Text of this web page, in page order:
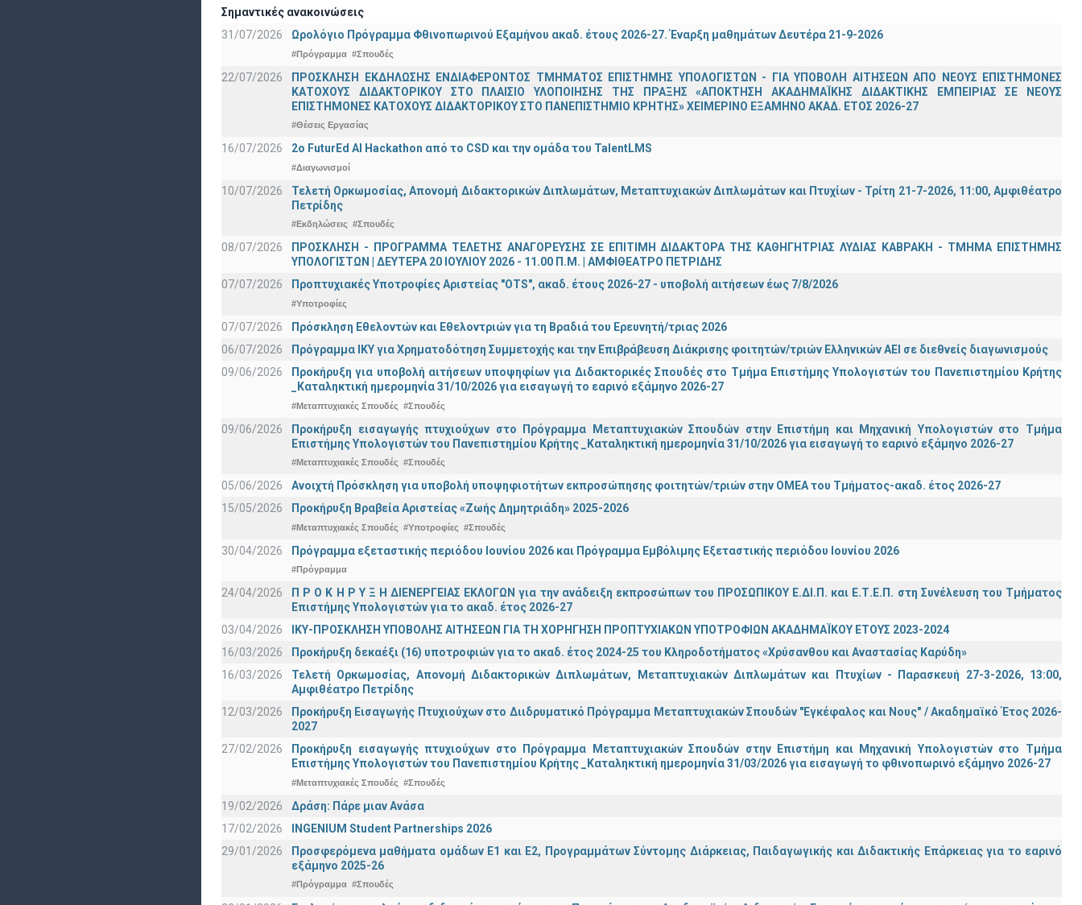
Σημαντικές ανακοινώσεις
31/07/2026
Ωρολόγιο Πρόγραμμα Φθινοπωρινού Εξαμήνου ακαδ. έτους 2026-27. Έναρξη μαθημάτων Δευτέρα 21-9-2026
#Πρόγραμμα #Σπουδές
22/07/2026
ΠΡΟΣΚΛΗΣΗ ΕΚΔΗΛΩΣΗΣ ΕΝΔΙΑΦΕΡΟΝΤΟΣ ΤΜΗΜΑΤΟΣ ΕΠΙΣΤΗΜΗΣ ΥΠΟΛΟΓΙΣΤΩΝ - ΓΙΑ ΥΠΟΒΟΛΗ ΑΙΤΗΣΕΩΝ ΑΠΟ ΝΕΟΥΣ ΕΠΙΣΤΗΜΟΝΕΣ
ΚΑΤΟΧΟΥΣ ΔΙΔΑΚΤΟΡΙΚΟΥ ΣΤΟ ΠΛΑΙΣΙΟ ΥΛΟΠΟΙΗΣΗΣ ΤΗΣ ΠΡΑΞΗΣ «ΑΠΟΚΤΗΣΗ ΑΚΑΔΗΜΑΪΚΗΣ ΔΙΔΑΚΤΙΚΗΣ ΕΜΠΕΙΡΙΑΣ ΣΕ ΝΕΟΥΣ
ΕΠΙΣΤΗΜΟΝΕΣ ΚΑΤΟΧΟΥΣ ΔΙΔΑΚΤΟΡΙΚΟΥ ΣΤΟ ΠΑΝΕΠΙΣΤΗΜΙΟ ΚΡΗΤΗΣ» ΧΕΙΜΕΡΙΝΟ ΕΞΑΜΗΝΟ ΑΚΑΔ. ΕΤΟΣ 2026-27
#Θέσεις Εργασίας
16/07/2026 2o FuturEd AI Hackathon από το CSD και την ομάδα του TalentLMS
#Διαγωνισμοί
10/07/2026
Τελετή Ορκωμοσίας, Απονομή Διδακτορικών Διπλωμάτων, Μεταπτυχιακών Διπλωμάτων και Πτυχίων - Τρίτη 21-7-2026, 11:00, Αμφιθέατρο
Πετρίδης
#Εκδηλώσεις #Σπουδές
08/07/2026
ΠΡΟΣΚΛΗΣΗ - ΠΡΟΓΡΑΜΜΑ ΤΕΛΕΤΗΣ ΑΝΑΓΟΡΕΥΣΗΣ ΣΕ ΕΠΙΤΙΜΗ ΔΙΔΑΚΤΟΡΑ ΤΗΣ ΚΑΘΗΓΗΤΡΙΑΣ ΛΥΔΙΑΣ ΚΑΒΡΑΚΗ - ΤΜΗΜΑ ΕΠΙΣΤΗΜΗΣ
ΥΠΟΛΟΓΙΣΤΩΝ | ΔΕΥΤΕΡΑ 20 ΙΟΥΛΙΟΥ 2026 - 11.00 Π.Μ. | ΑΜΦΙΘΕΑΤΡΟ ΠΕΤΡΙΔΗΣ
07/07/2026
Προπτυχιακές Υποτροφίες Αριστείας "OTS", ακαδ. έτους 2026-27 - υποβολή αιτήσεων έως 7/8/2026
#Υποτροφίες
07/07/2026
Πρόσκληση Εθελοντών και Εθελοντριών για τη Βραδιά του Ερευνητή/τριας 2026
06/07/2026
Πρόγραμμα ΙΚΥ για Χρηματοδότηση Συμμετοχής και την Επιβράβευση Διάκρισης φοιτητών/τριών Ελληνικών ΑΕΙ σε διεθνείς διαγωνισμούς
09/06/2026
Προκήρυξη για υποβολή αιτήσεων υποψηφίων για Διδακτορικές Σπουδές στο Τμήμα Eπιστήμης Υπολογιστών του Πανεπιστημίου Κρήτης
_Καταληκτική ημερομηνία 31/10/2026 για εισαγωγή το εαρινό εξάμηνο 2026-27
#Μεταπτυχιακές Σπουδές #Σπουδές
09/06/2026
Προκήρυξη εισαγωγής πτυχιούχων στo Πρόγραμμα Μεταπτυχιακών Σπουδών στην Επιστήμη και Μηχανική Υπολογιστών στο Τμήμα
Eπιστήμης Υπολογιστών του Πανεπιστημίου Κρήτης _Καταληκτική ημερομηνία 31/10/2026 για εισαγωγή το εαρινό εξάμηνο 2026-27
#Μεταπτυχιακές Σπουδές #Σπουδές
05/06/2026
Ανοιχτή Πρόσκληση για υποβολή υποψηφιοτήτων εκπροσώπησης φοιτητών/τριών στην ΟΜΕΑ του Τμήματος-ακαδ. έτος 2026-27
15/05/2026
Προκήρυξη Βραβεία Αριστείας «Ζωής Δημητριάδη» 2025-2026
#Μεταπτυχιακές Σπουδές #Υποτροφίες #Σπουδές
30/04/2026 Πρόγραμμα εξεταστικής περιόδου Ιουνίου 2026 και Πρόγραμμα Εμβόλιμης Εξεταστικής περιόδου Ιουνίου 2026
#Πρόγραμμα
24/04/2026
Π Ρ Ο Κ Η Ρ Υ Ξ Η ΔΙΕΝΕΡΓΕΙΑΣ ΕΚΛΟΓΩΝ για την ανάδειξη εκπροσώπων του ΠΡΟΣΩΠΙΚΟΥ Ε.ΔΙ.Π. και Ε.Τ.Ε.Π. στη Συνέλευση του Τμήματος
Επιστήμης Υπολογιστών για το ακαδ. έτος 2026-27
03/04/2026
ΙΚΥ-ΠΡΟΣΚΛΗΣΗ ΥΠΟΒΟΛΗΣ ΑΙΤΗΣΕΩΝ ΓΙΑ ΤΗ ΧΟΡΗΓΗΣΗ ΠΡΟΠΤΥΧΙΑΚΩΝ ΥΠΟΤΡΟΦΙΩΝ ΑΚΑΔΗΜΑΪΚΟΥ ΕΤΟΥΣ 2023-2024
16/03/2026
Προκήρυξη δεκαέξι (16) υποτροφιών για το ακαδ. έτος 2024-25 του Κληροδοτήματος «Χρύσανθου και Αναστασίας Καρύδη»
16/03/2026
Τελετή Ορκωμοσίας, Απονομή Διδακτορικών Διπλωμάτων, Μεταπτυχιακών Διπλωμάτων και Πτυχίων - Παρασκευή 27-3-2026, 13:00,
Αμφιθέατρο Πετρίδης
12/03/2026
Προκήρυξη Εισαγωγής Πτυχιούχων στο Διιδρυματικό Πρόγραμμα Μεταπτυχιακών Σπουδών "Εγκέφαλος και Νους" / Ακαδημαϊκό Έτος 2026-
2027
27/02/2026
Προκήρυξη εισαγωγής πτυχιούχων στo Πρόγραμμα Μεταπτυχιακών Σπουδών στην Επιστήμη και Μηχανική Υπολογιστών στο Τμήμα
Eπιστήμης Υπολογιστών του Πανεπιστημίου Κρήτης _Καταληκτική ημερομηνία 31/03/2026 για εισαγωγή το φθινοπωρινό εξάμηνο 2026-27
#Μεταπτυχιακές Σπουδές #Σπουδές
19/02/2026
Δράση: Πάρε μιαν Ανάσα
17/02/2026
INGENIUM Student Partnerships 2026
29/01/2026
Προσφερόμενα μαθήματα ομάδων Ε1 και Ε2, Προγραμμάτων Σύντομης Διάρκειας, Παιδαγωγικής και Διδακτικής Επάρκειας για το εαρινό
εξάμηνο 2025-26
#Πρόγραμμα #Σπουδές